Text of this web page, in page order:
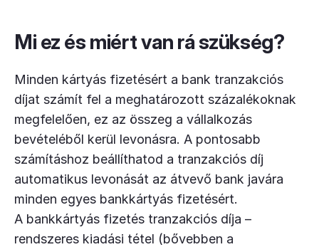
Mi ez és miért van rá szükség?
Minden kártyás fizetésért a bank tranzakciós
díjat számít fel a meghatározott százalékoknak
megfelelően, ez az összeg a vállalkozás
bevételéből kerül levonásra. A pontosabb
számításhoz beállíthatod a tranzakciós díj
automatikus levonását az átvevő bank javára
minden egyes bankkártyás fizetésért.
A bankkártyás fizetés tranzakciós díja –
rendszeres kiadási tétel (bővebben a